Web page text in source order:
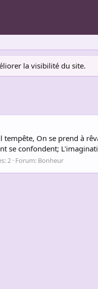
la visibilité du site.
On se prend à
se confondent;
2 Forum: Bonheur